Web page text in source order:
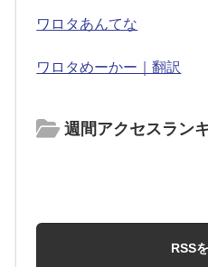
ワロタあんてな
ワロタめーかー｜翻訳
週間アクセスラン